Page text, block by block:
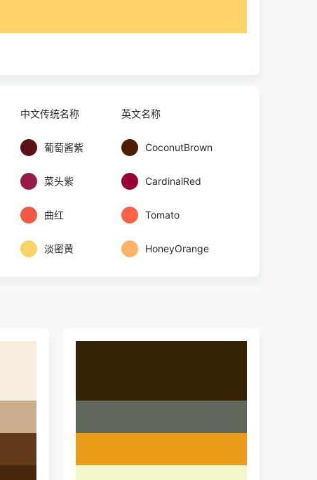
中文传统名称 英文名称
葡萄酱紫 CoconutBrown
菜头紫 CardinalRed
曲红 Tomato
淡密黄 HoneyOrange